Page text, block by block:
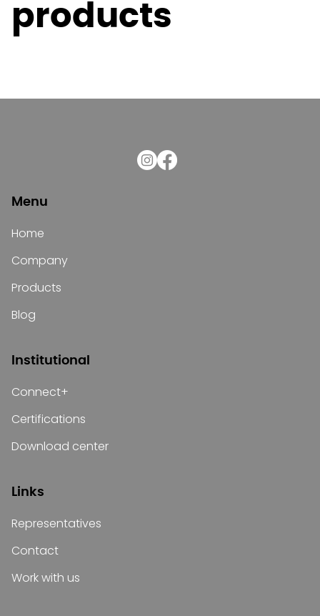
products
Menu
Home
Company
Products
Blog
Institutional
Connect+
Certifications
Download center
Links
Representatives
Contact
Work with us